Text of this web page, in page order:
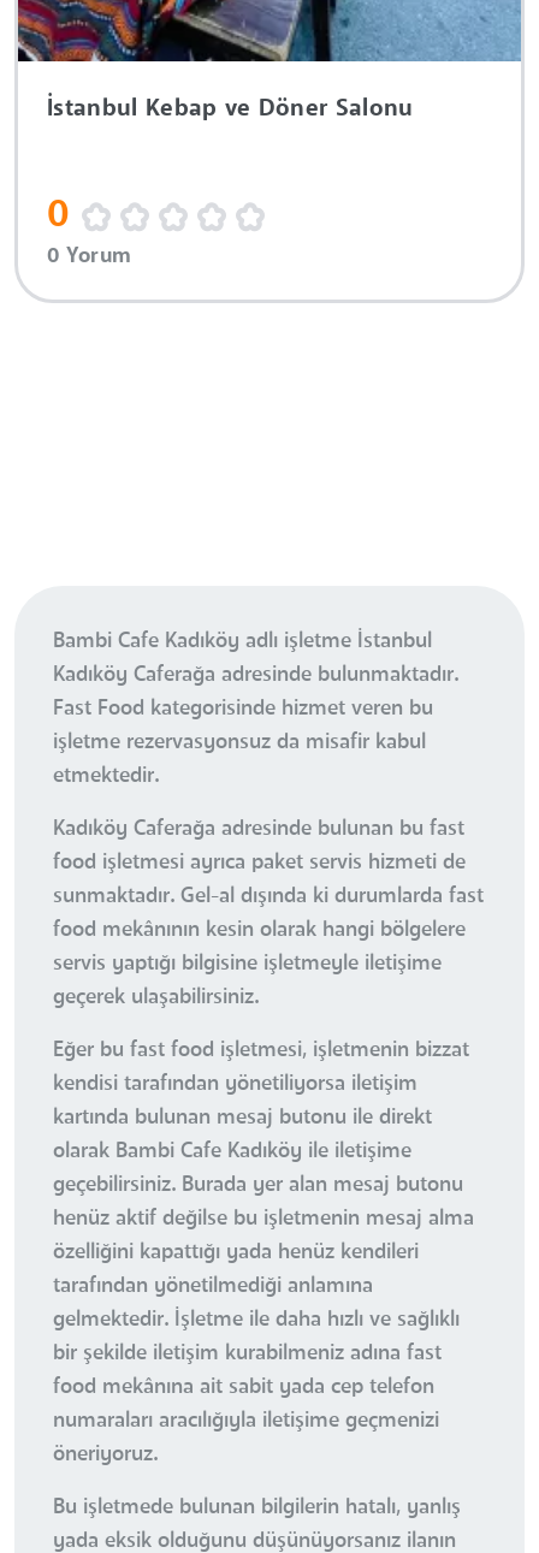
İstanbul Kebap ve Döner Salonu
0
0 Yorum
Bambi Cafe Kadıköy adlı işletme İstanbul
Kadıköy Caferağa adresinde bulunmaktadır.
Fast Food kategorisinde hizmet veren bu
işletme rezervasyonsuz da misafir kabul
etmektedir.
Kadıköy Caferağa adresinde bulunan bu fast
food işletmesi ayrıca paket servis hizmeti de
sunmaktadır. Gel-al dışında ki durumlarda fast
food mekânının kesin olarak hangi bölgelere
servis yaptığı bilgisine işletmeyle iletişime
geçerek ulaşabilirsiniz.
Eğer bu fast food işletmesi, işletmenin bizzat
kendisi tarafından yönetiliyorsa iletişim
kartında bulunan mesaj butonu ile direkt
olarak Bambi Cafe Kadıköy ile iletişime
geçebilirsiniz. Burada yer alan mesaj butonu
henüz aktif değilse bu işletmenin mesaj alma
özelliğini kapattığı yada henüz kendileri
tarafından yönetilmediği anlamına
gelmektedir. İşletme ile daha hızlı ve sağlıklı
bir şekilde iletişim kurabilmeniz adına fast
food mekânına ait sabit yada cep telefon
numaraları aracılığıyla iletişime geçmenizi
öneriyoruz.
Bu işletmede bulunan bilgilerin hatalı, yanlış
yada eksik olduğunu düşünüyorsanız ilanın